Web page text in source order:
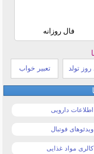
فال روزانه
روز تولد تعبیر خواب
اطلاعات دارویی
ویدئوهای فوتبال
کالری مواد غذایی